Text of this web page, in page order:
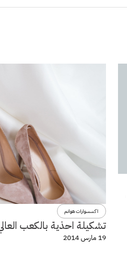
اكسسوارات هوانم
تشكيلة احذية بالكعب
19 مارس 2014